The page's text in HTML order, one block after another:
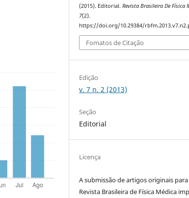
(2015). Editorial.Revista Brasileira De Física
7(2).
https://doi.org/10.29384/
Fomatos de Citação
Edição
v. 7 n. 2 (2013)
Seção
Editorial
Licença
A submissão de artigos originais para
Revista Brasileira de Física Médica